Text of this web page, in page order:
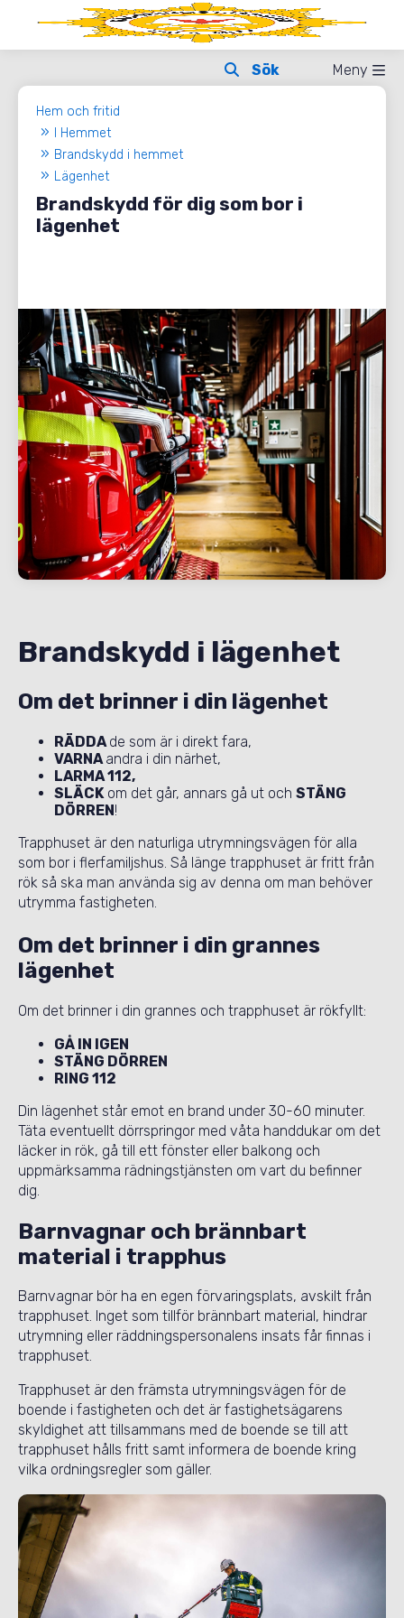
Meny
Hem och fritid
I Hemmet
Brandskydd i hemmet
Lägenhet
Brandskydd för dig som bor i
lägenhet
Brandskydd i lägenhet
Om det brinner i din lägenhet
RÄDDA de som är i direkt fara,
VARNA andra i din närhet,
LARMA 112,
SLÄCKom det går, annars gå ut och STÄNG
DÖRREN !
Trapphuset är den naturliga utrymningsvägen för alla
som bor i flerfamiljshus. Så länge trapphuset är fritt från
rök så ska man använda sig av denna om man behöver
utrymma fastigheten.
Om det brinner i din grannes
lägenhet
Om det brinner i din grannes och trapphuset är rökfyllt:
GÅ IN IGEN
STÄNG DÖRREN
RING 112
Din lägenhet står emot en brand under 30-60 minuter.
Täta eventuellt dörrspringor med våta handdukar om det
läcker in rök, gå till ett fönster eller balkong och
uppmärksamma rädningstjänsten om vart du befinner
dig.
Barnvagnar och brännbart
material i trapphus
Barnvagnar bör ha en egen förvaringsplats, avskilt från
trapphuset. Inget som tillför brännbart material, hindrar
utrymning eller räddningspersonalens insats får finnas i
trapphuset.
Trapphuset är den främsta utrymningsvägen för de
boende i fastigheten och det är fastighetsägarens
skyldighet att tillsammans med de boende se till att
trapphuset hålls fritt samt informera de boende kring
vilka ordningsregler som gäller.